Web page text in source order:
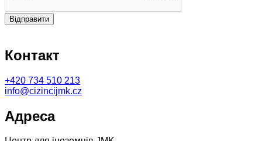
Відправити
Контакт
+420 734 510 213
info@cizincijmk.cz
Адреса